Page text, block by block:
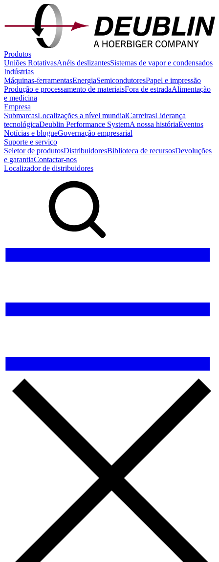
Produtos
Uniões RotativasAnéis deslizantesSistemas de vapor e condensados
Indústrias
Máquinas-ferramentasEnergiaSemicondutoresPapel e impressão
Produção e processamento de materiaisFora de estradaAlimentação
e medicina
Empresa
SubmarcasLocalizações a nível mundialCarreirasLiderança
tecnológicaDeublin Performance SystemA nossa históriaEventos
Notícias e blogueGovernação empresarial
Suporte e serviço
Seletor de produtosDistribuidoresBiblioteca de recursosDevoluções
e garantiaContactar-nos
Localizador de distribuidores